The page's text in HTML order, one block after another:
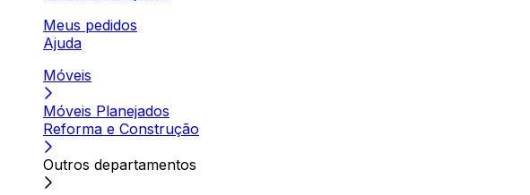
Meus pedidos
Ajuda
Móveis
Móveis Planejados
Reforma e Construção
Outros departamentos